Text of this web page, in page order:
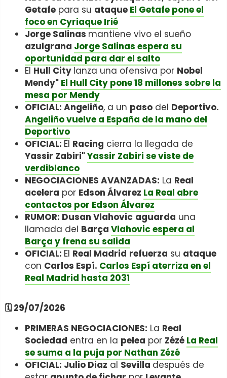
Getafe para su ataque El Getafe pone el
foco en Cyriaque Irié
Jorge Salinas mantiene vivo el sueño
azulgrana Jorge Salinas espera su
oportunidad para dar el salto
El Hull City lanza una ofensiva por Nobel
Mendy" El Hull City pone 18 millones sobre la
mesa por Mendy
OFICIAL: Angeliño, a un paso del Deportivo.
Angeliño vuelve a España de la mano del
Deportivo
OFICIAL: El Racing cierra la llegada de
Yassir Zabiri"Yassir Zabiri se viste de
verdiblanco
NEGOCIACIONES AVANZADAS: La Real
acelera por Edson Álvarez La Real abre
contactos por Edson Álvarez
RUMOR: Dusan Vlahovic aguarda una
llamada del Barça Vlahovic espera al
Barça y frena su salida
OFICIAL: El Real Madrid refuerza su ataque
con Carlos Espí. Carlos Espí aterriza en el
Real Madrid hasta 2031
🗓️ 29/07/2026
PRIMERAS NEGOCIACIONES: La Real
Sociedad entra en la pelea por Zézé La Real
se suma a la puja por Nathan Zézé
OFICIAL: Julio Diaz al Sevilla después de